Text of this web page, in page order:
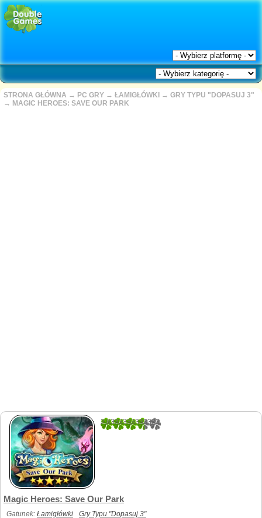
STRONA GŁÓWNA → PC GRY → ŁAMIGŁÓWKI → GRY TYPU "DOPASUJ 3"
→ MAGIC HEROES: SAVE OUR PARK
2.8333333333333
Magic Heroes: Save Our Park
Gatunek: Łamigłówki Gry Typu "Dopasuj 3"